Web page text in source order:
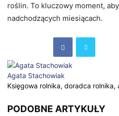
roślin. To kluczowy moment,
nadchodzących miesiącach.
Agata Stachowiak
Księgowa rolnika, doradca
PODOBNE ARTYKUŁY